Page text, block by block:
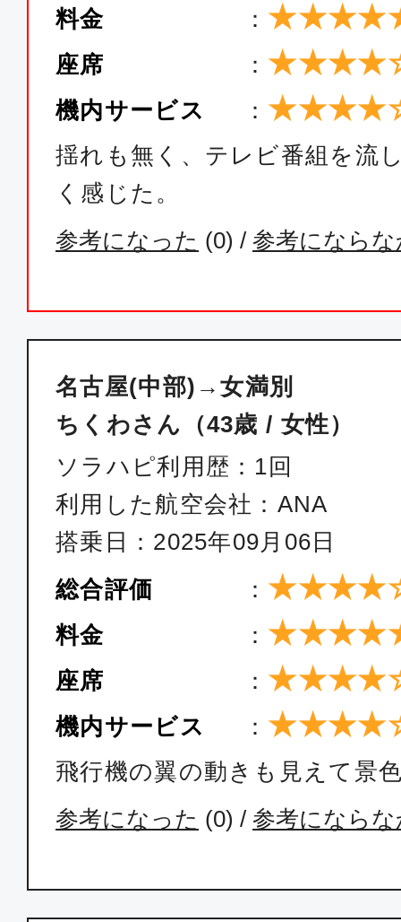
料金 ：
座席 ：
機内サービス ：
揺れも無く、テレビ番組を流
く感じた。
参考になった (0) / 参考になら
名古屋(中部)→女満別
ちくわさん（43歳 / 女性）
ソラハピ利用歴：1回
利用した航空会社：ANA
搭乗日：2025年09月06日
総合評価
：
料金 ：
座席 ：
機内サービス ：
飛行機の翼の動きも見えて景
参考になった (0) / 参考になら